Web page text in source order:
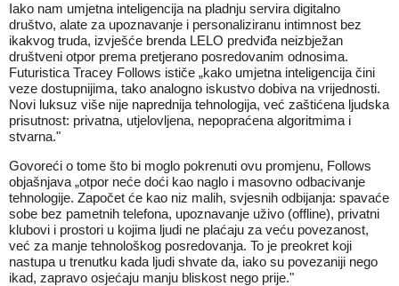
Iako nam umjetna inteligencija na pladnju servira digitalno
društvo, alate za upoznavanje i personaliziranu intimnost bez
ikakvog truda, izvješće brenda LELO predviđa neizbježan
društveni otpor prema pretjerano posredovanim odnosima.
Futuristica Tracey Follows ističe „kako umjetna inteligencija čini
veze dostupnijima, tako analogno iskustvo dobiva na vrijednosti.
Novi luksuz više nije naprednija tehnologija, već zaštićena ljudska
prisutnost: privatna, utjelovljena, nepopraćena algoritmima i
stvarna."
Govoreći o tome što bi moglo pokrenuti ovu promjenu, Follows
objašnjava „otpor neće doći kao naglo i masovno odbacivanje
tehnologije. Započet će kao niz malih, svjesnih odbijanja: spavaće
sobe bez pametnih telefona, upoznavanje uživo (offline), privatni
klubovi i prostori u kojima ljudi ne plaćaju za veću povezanost,
već za manje tehnološkog posredovanja. To je preokret koji
nastupa u trenutku kada ljudi shvate da, iako su povezaniji nego
ikad, zapravo osjećaju manju bliskost nego prije."